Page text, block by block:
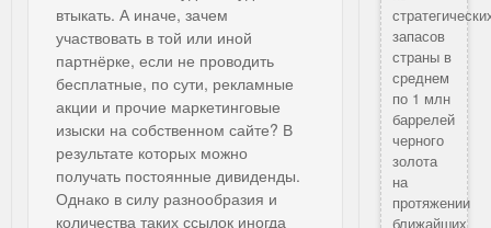
втыкать. А иначе, зачем
участвовать в той или иной
партнёрке, если не проводить
бесплатные, по сути, рекламные
акции и прочие маркетинговые
изыски на собственном сайте? В
результате которых можно
получать постоянные дивиденды.
Однако в силу разнообразия и
количества таких ссылок иногда
запасов
страны в
среднем
по 1 млн
баррелей
черного
золота
на
протяжении
ближайших